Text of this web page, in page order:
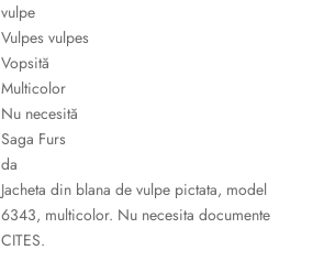
vulpe
Vulpes vulpes
Vopsită
Multicolor
Nu necesită
Saga Furs
da
Jacheta din blana de vulpe pictata, model
6343, multicolor. Nu necesita documente
CITES.